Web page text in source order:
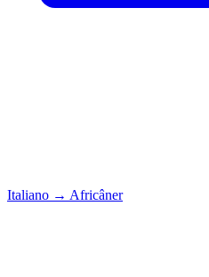
Italiano → Africâner